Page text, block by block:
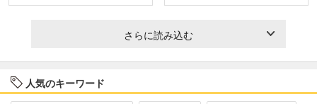
さらに読み込む
人気のキーワード